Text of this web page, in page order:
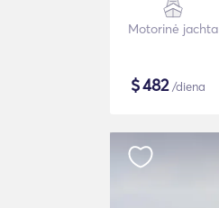
Motorinė jachta
$482/diena